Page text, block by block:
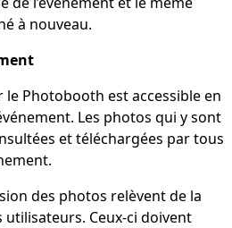
à nouveau.
le Photobooth est accessible en
Les photos qui y sont
et téléchargées par tous
des photos relèvent de la
Ceux-ci doivent